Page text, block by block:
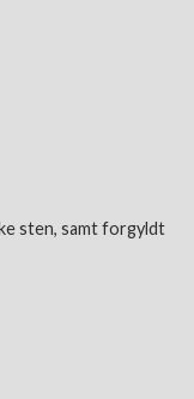
sten, samt forgyldt